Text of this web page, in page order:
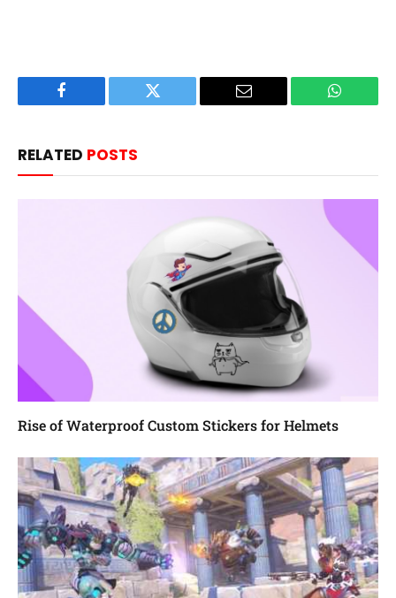
Facebook Twitter Email
RELATED POSTS
Rise of Waterproof Custom Stickers for Helmets